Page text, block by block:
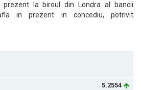
prezent la biroul din Londra al bancii
in prezent in concediu, potrivit
5.2554